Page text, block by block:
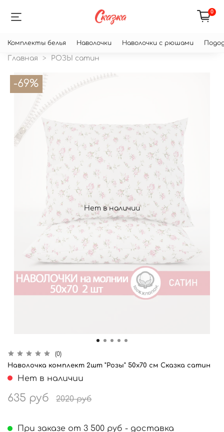
0
Комплекты белья Наволочки Наволочки с рюшами
Главная РОЗЫ сатин
Нет в наличии
-69%
(0)
Наволочка комплект 2шт "Розы" 50х70 см Сказка сатин
Нет в наличии
635 руб 2020 руб
При заказе от 3 500 руб - доставка